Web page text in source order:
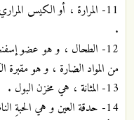
11- المرارة ، أو الكيس
.
12- الطحال ، و هو عضو
من المواد الضارة ، و هو مقبرة
13- المثانة ، هي مخزن البول .
14- حدقة العين و هي الحبةِ الناظرة من العين لا جسم العين كله .